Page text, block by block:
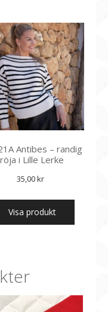
Antibes – randig
i Lille Lerke
35,00kr
Visa produkt